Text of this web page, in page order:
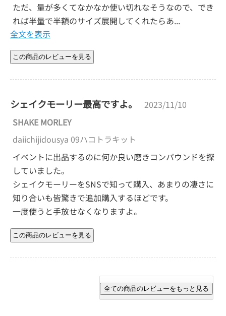
ただ、量が多くてなかなか使い切れなそうなので、でき
れば半量で半額のサイズ展開してくれたらあ...
全文を表示
シェイクモーリー最高ですよ。
2023/11/10
SHAKE MORLEY
daiichijidousya 09ハコトラキット
イベントに出品するのに何か良い磨きコンパウンドを探
していました。
シェイクモーリーをSNSで知って購入、あまりの凄さに
知り合いも皆驚きで追加購入するほどです。
一度使うと手放せなくなりますよ。